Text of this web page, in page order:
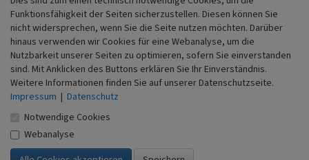
Erfassungsmethode
Auswertung historischer Karten,
Geländebegehung/-kartierung
Historischer Zeitraum
Beginn vor 1800
Empfohlene Zitierweise
Urheberrechtlicher Hinweis
Funktionsfähigkeit der Seiten sicherzustellen. Diesen können Sie
nicht widersprechen, wenn Sie die Seite nutzen möchten. Darüber
hinaus verwenden wir Cookies für eine Webanalyse, um die
Nutzbarkeit unserer Seiten zu optimieren, sofern Sie einverstanden
sind. Mit Anklicken des Buttons erklären Sie Ihr Einverständnis.
Weitere Informationen finden Sie auf unserer Datenschutzseite.
Impressum | Datenschutz
Notwendige Cookies
Webanalyse